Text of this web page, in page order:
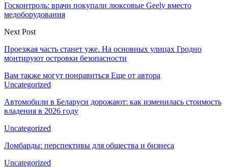
Госконтроль: врачи покупали люксовые Geely вместо
медоборудования
Next Post
Проезжая часть станет уже. На основных улицах Гродно
монтируют островки безопасности
Вам также могут понравиться Еще от автора
Uncategorized
Автомобили в Беларуси дорожают: как изменилась стоимость
владения в 2026 году
Uncategorized
Ломбарды: перспективы для общества и бизнеса
Uncategorized